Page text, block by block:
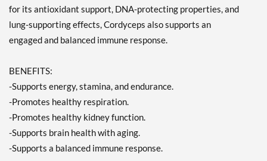
for its antioxidant support, DNA-protecting properties, and
lung-supporting effects, Cordyceps also supports an
engaged and balanced immune response.
BENEFITS:
-Supports energy, stamina, and endurance.
-Promotes healthy respiration.
-Promotes healthy kidney function.
-Supports brain health with aging.
-Supports a balanced immune response.